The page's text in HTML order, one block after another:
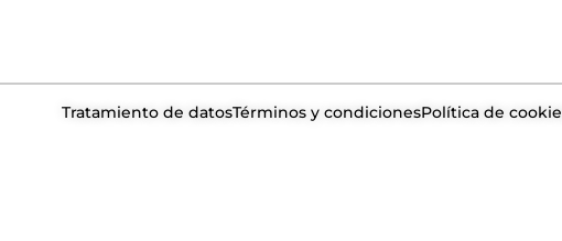
Tratamiento de datosTérminos y condicionesPolítica de